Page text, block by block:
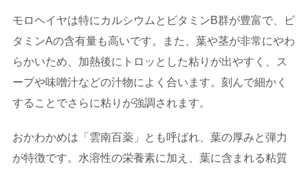
モロヘイヤは特にカルシウムとビタミンB群が豊富で、ビ
タミンAの含有量も高いです。また、葉や茎が非常にやわ
らかいため、加熱後にトロッとした粘りが出やすく、ス
ープや味噌汁などの汁物によく合います。刻んで細かく
することでさらに粘りが強調されます。
おかわかめは「雲南百薬」とも呼ばれ、葉の厚みと弾力
が特徴です。水溶性の栄養素に加え、葉に含まれる粘質